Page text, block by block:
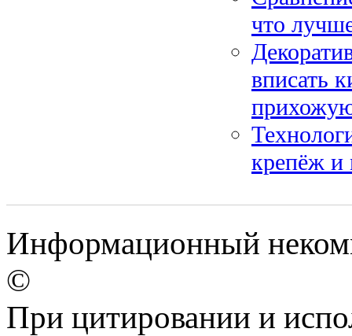
что
вписать
крепёж и
Информационный
©
При цитировании и